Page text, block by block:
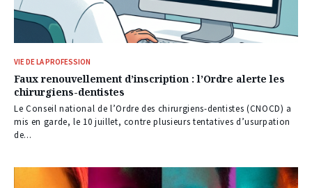
VIE DE LA PROFESSION
Faux renouvellement d’inscription : l’Ordre alerte les
chirurgiens-dentistes
Le Conseil national de l’Ordre des chirurgiens-dentistes (CNOCD) a
mis en garde, le 10 juillet, contre plusieurs tentatives d’usurpation
de...